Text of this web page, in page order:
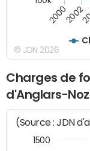
20002002
© JDN 2026
Charges de
d'Anglars-
(Source : JDN
1500